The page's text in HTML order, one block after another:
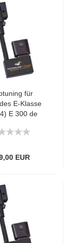
für
E-Klasse
E 300 de
EUR